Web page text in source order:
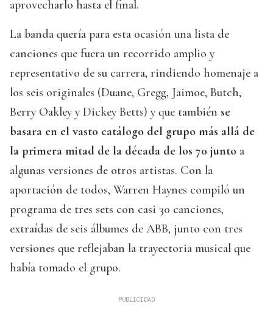
aprovecharlo hasta el final.
La banda quería para esta ocasión una lista de
canciones que fuera un recorrido amplio y
representativo de su carrera, rindiendo homenaje a
los seis originales (Duane, Gregg, Jaimoe, Butch,
Berry Oakley y Dickey Betts) y que también se
basara en el vasto catálogo del grupo más allá de
la primera mitad de la década de los 70 junto a
algunas versiones de otros artistas. Con la
aportación de todos, Warren Haynes compiló un
programa de tres sets con casi 30 canciones,
extraídas de seis álbumes de ABB, junto con tres
versiones que reflejaban la trayectoria musical que
había tomado el grupo.